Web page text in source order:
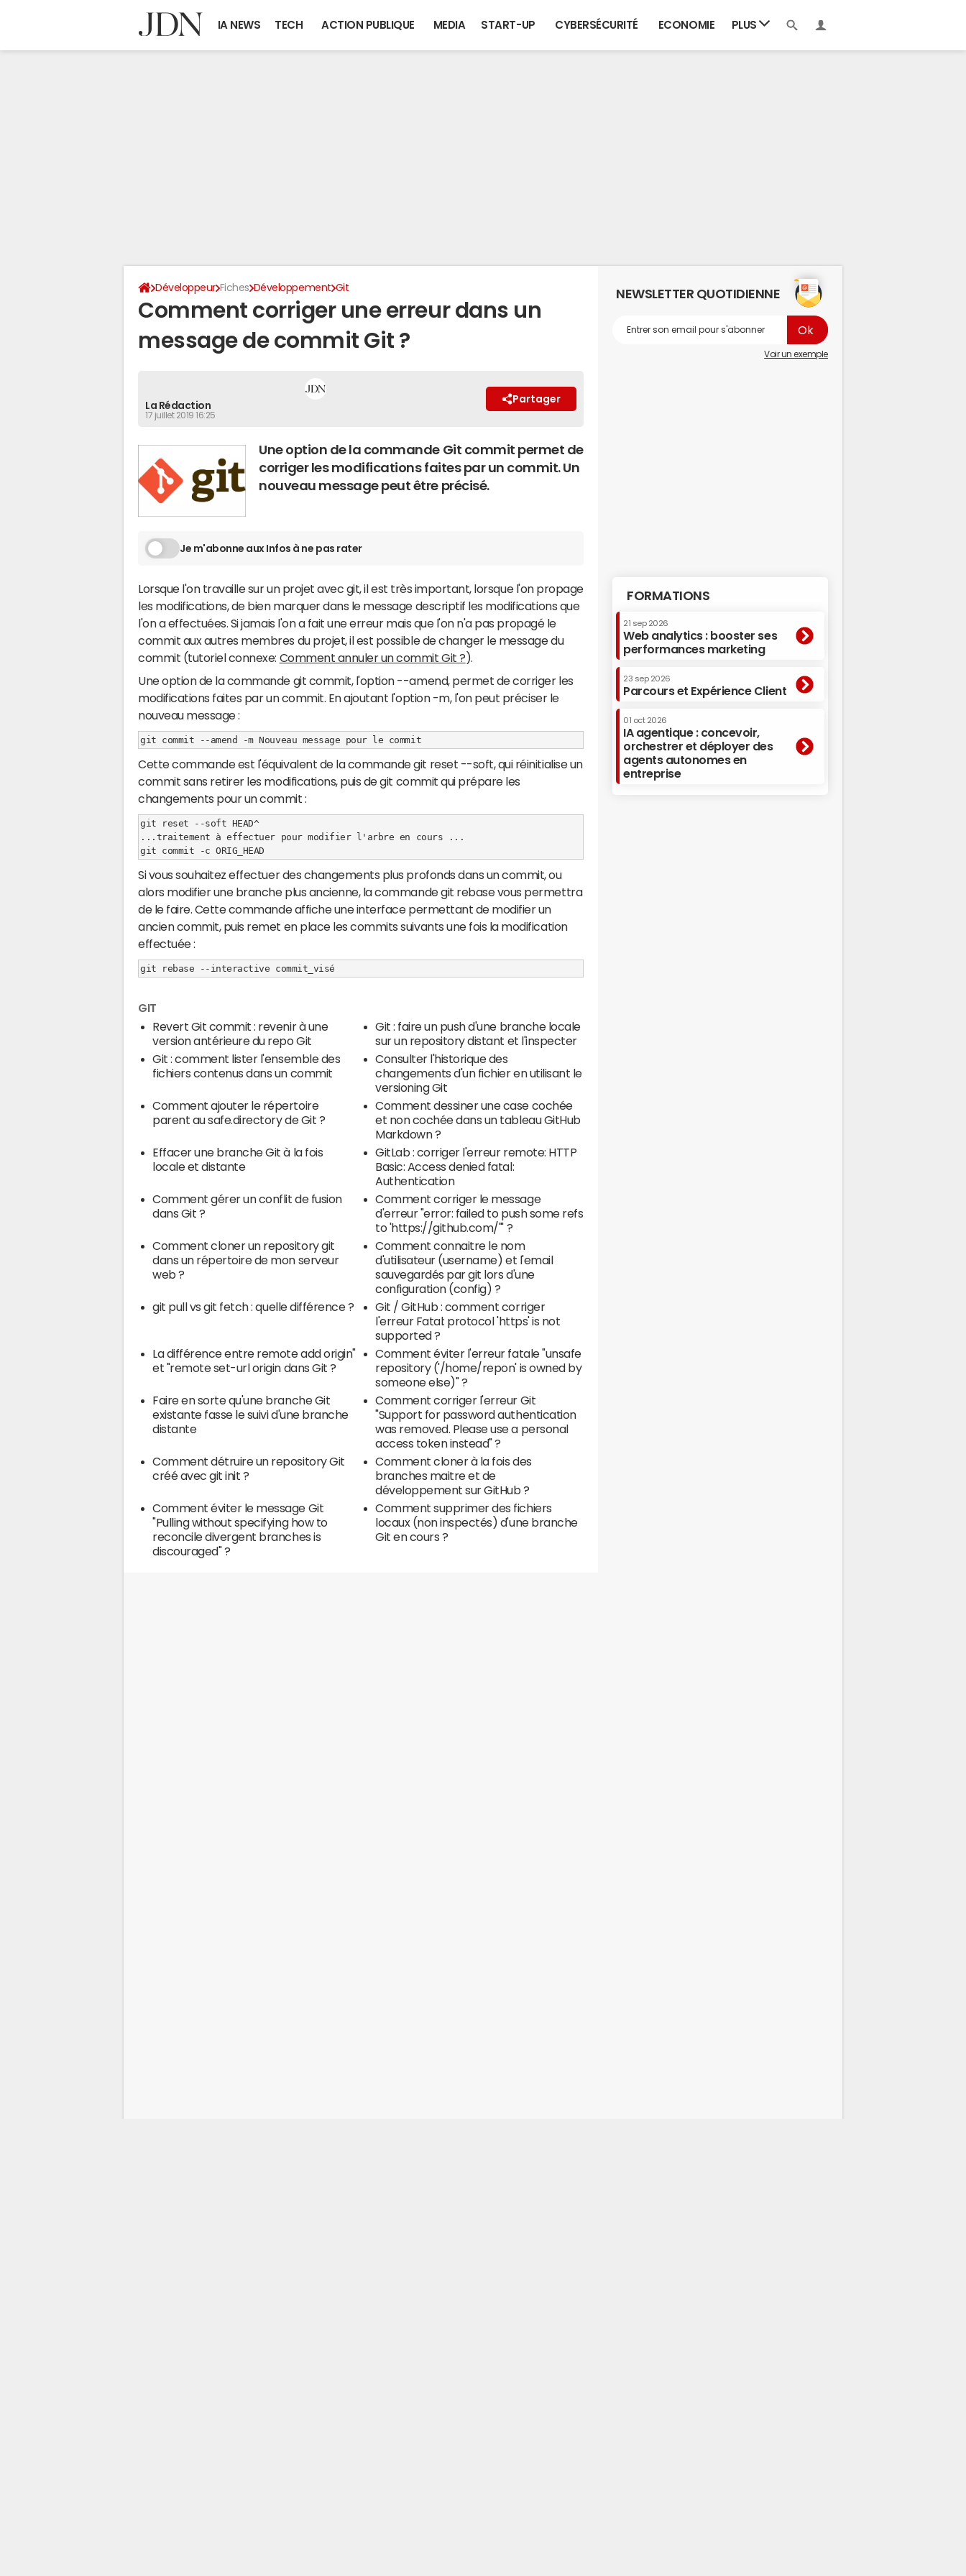
IA NEWS TECH ACTION PUBLIQUE MEDIA START-UP CYBERSÉCURITÉ ECONOMIE PLUS
Développeur Fiches Développement Git
Comment corriger une erreur dans un
message de commit Git ?
La Rédaction
17 juillet 2019 16:25
Partager
Une option de la commande Git commit permet de
corriger les modifications faites par un commit. Un
nouveau message peut être précisé.
Je m'abonne aux Infos à ne pas rater
Lorsque l'on travaille sur un projet avec git, il est très important, lorsque l'on propage
les modifications, de bien marquer dans le message descriptif les modifications que
l'on a effectuées. Si jamais l'on a fait une erreur mais que l'on n'a pas propagé le
commit aux autres membres du projet, il est possible de changer le message du
commit (tutoriel connexe: Comment annuler un commit Git ? ).
Une option de la commande git commit, l'option --amend, permet de corriger les
modifications faites par un commit. En ajoutant l'option -m, l'on peut préciser le
nouveau message :
git commit --amend -m Nouveau message pour le commit
Cette commande est l'équivalent de la commande git reset --soft, qui réinitialise un
commit sans retirer les modifications, puis de git commit qui prépare les
changements pour un commit :
git reset --soft HEAD^
...traitement à effectuer pour modifier l'arbre en cours ...
git commit -c ORIG_HEAD
Si vous souhaitez effectuer des changements plus profonds dans un commit, ou
alors modifier une branche plus ancienne, la commande git rebase vous permettra
de le faire. Cette commande affiche une interface permettant de modifier un
ancien commit, puis remet en place les commits suivants une fois la modification
effectuée :
git rebase --interactive commit_visé
GIT
Revert Git commit : revenir à une
version antérieure du repo Git
Git : faire un push d'une branche locale
sur un repository distant et l'inspecter
Git : comment lister l'ensemble des
fichiers contenus dans un commit
Consulter l'historique des
changements d'un fichier en utilisant le
versioning Git
Comment ajouter le répertoire
parent au safe.directory de Git ?
Comment dessiner une case cochée
et non cochée dans un tableau GitHub
Markdown ?
Effacer une branche Git à la fois
locale et distante
GitLab : corriger l'erreur remote: HTTP
Basic: Access denied fatal:
Authentication
Comment gérer un conflit de fusion
dans Git ?
Comment corriger le message
d'erreur "error: failed to push some refs
to 'https://github.com/'" ?
Comment cloner un repository git
dans un répertoire de mon serveur
web ?
Comment connaitre le nom
d'utilisateur (username) et l'email
sauvegardés par git lors d'une
configuration (config) ?
git pull vs git fetch : quelle différence ?
Git / GitHub : comment corriger
l'erreur Fatal: protocol 'https' is not
supported ?
La différence entre remote add origin"
et "remote set-url origin dans Git ?
Comment éviter l'erreur fatale "unsafe
repository ('/home/repon' is owned by
someone else)" ?
Faire en sorte qu'une branche Git
existante fasse le suivi d'une branche
distante
Comment corriger l'erreur Git
"Support for password authentication
was removed. Please use a personal
access token instead" ?
Comment détruire un repository Git
créé avec git init ?
Comment cloner à la fois des
branches maitre et de
développement sur GitHub ?
Comment éviter le message Git
"Pulling without specifying how to
reconcile divergent branches is
discouraged" ?
Comment supprimer des fichiers
locaux (non inspectés) d'une branche
Git en cours ?
NEWSLETTER QUOTIDIENNE
Voir un exemple
FORMATIONS
21 sep 2026
Web analytics : booster ses
performances marketing
23 sep 2026
Parcours et Expérience Client
01 oct 2026
IA agentique : concevoir,
orchestrer et déployer des
agents autonomes en
entreprise